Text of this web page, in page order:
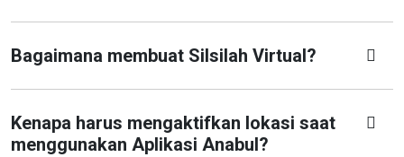
Bagaimana membuat Silsilah Virtual?
Kenapa harus mengaktifkan lokasi saat
menggunakan Aplikasi Anabul?